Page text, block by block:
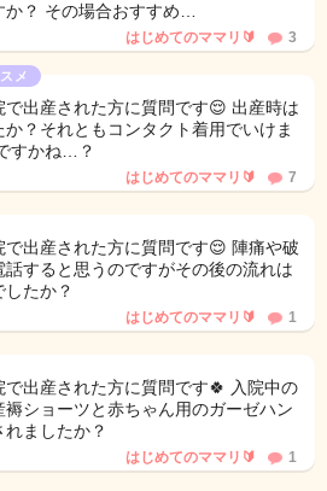
？ その場合おすすめ…
はじめてのママリ🔰 3
メ
で出産された方に質問です😌 出産時は
か？それともコンタクト着用でいけま
すかね…？
はじめてのママリ🔰 7
で出産された方に質問です😌 陣痛や破
すると思うのですがその後の流れは
したか？
はじめてのママリ🔰 1
で出産された方に質問です🍀 入院中の
ショーツと赤ちゃん用のガーゼハン
ましたか？
はじめてのママリ🔰 1